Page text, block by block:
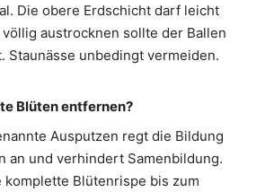
Die obere Erdschicht darf leicht
austrocknen sollte der Ballen
Staunässe unbedingt vermeiden.
Blüten entfernen?
Ausputzen regt die Bildung
an und verhindert Samenbildung.
komplette Blütenrispe bis zum